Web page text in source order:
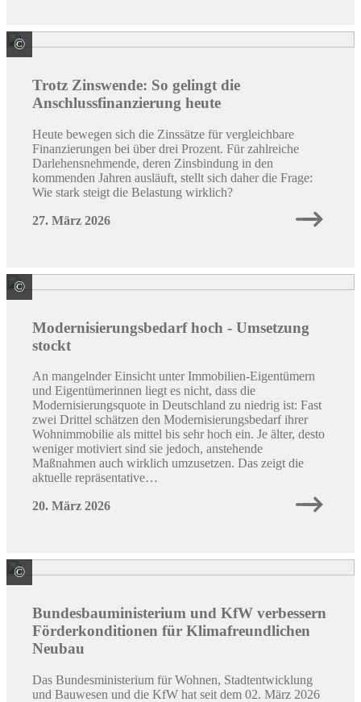
© Quelle: Colourbox / ID: #69163420 / Thai Noipho
Trotz Zinswende: So gelingt die
Anschlussfinanzierung heute
Heute bewegen sich die Zinssätze für vergleichbare
Finanzierungen bei über drei Prozent. Für zahlreiche
Darlehensnehmende, deren Zinsbindung in den
kommenden Jahren ausläuft, stellt sich daher die Frage:
Wie stark steigt die Belastung wirklich?
27. März 2026
© Quelle: LBS
Modernisierungsbedarf hoch - Umsetzung
stockt
An mangelnder Einsicht unter Immobilien-Eigentümern
und Eigentümerinnen liegt es nicht, dass die
Modernisierungsquote in Deutschland zu niedrig ist: Fast
zwei Drittel schätzen den Modernisierungsbedarf ihrer
Wohnimmobilie als mittel bis sehr hoch ein. Je älter, desto
weniger motiviert sind sie jedoch, anstehende
Maßnahmen auch wirklich umzusetzen. Das zeigt die
aktuelle repräsentative…
20. März 2026
© Quelle: Colourbox/ID: #10034613/ Bo Jensen
Bundesbauministerium und KfW verbessern
Förderkonditionen für Klimafreundlichen
Neubau
Das Bundesministerium für Wohnen, Stadtentwicklung
und Bauwesen und die KfW hat seit dem 02. März 2026